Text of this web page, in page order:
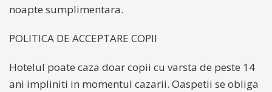
noapte sumplimentara.
POLITICA DE ACCEPTARE COPII
Hotelul poate caza doar copii cu varsta de peste 14
ani impliniti in momentul cazarii. Oaspetii se obliga